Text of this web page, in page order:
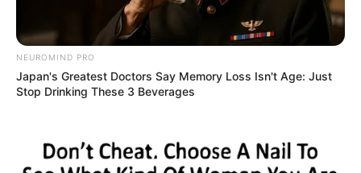
4. Cowok berumur 23 tahun ini, juga pernah
membintangi film layar lebar berjudulKetika Mas
Gagah PergidanDuka Sedalam Cinta
NEUROMIND PRO
Japan's Greatest Doctors Say Memory Loss Isn't Age: Just
Stop Drinking These 3 Beverages